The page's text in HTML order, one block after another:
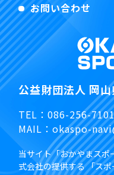
お問い合わせ
公益財団法人 岡
TEL：086-256-
MAIL：okaspo-
当サイト「おかやまス
式会社の提供する 「スポ